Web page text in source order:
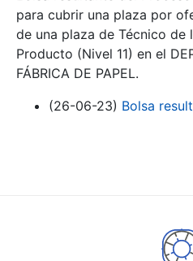
Mostrar/Ocultar
para cubrir una plaza por
de una plaza de Técnico de
Producto (Nivel 11) en el
FÁBRICA DE PAPEL.
(26-06-23) Bolsa